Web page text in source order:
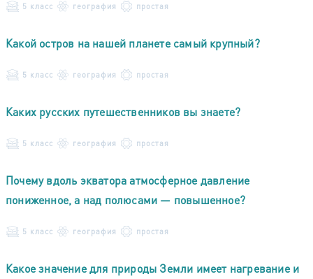
5 класс география простая
Какой остров на нашей планете самый крупный?
5 класс география простая
Каких русских путешественников вы знаете?
5 класс география простая
Почему вдоль экватора атмосферное давление
пониженное, а над полюсами — повышенное?
5 класс география простая
Какое значение для природы Земли имеет нагревание и